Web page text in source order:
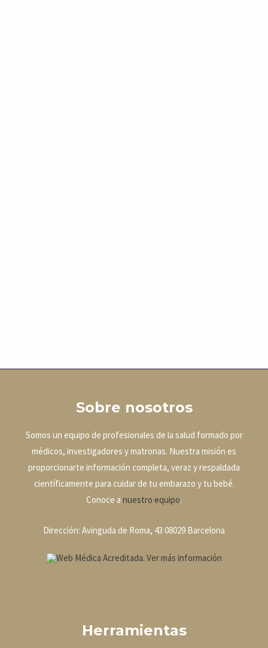
Sobre nosotros
Somos un equipo de profesionales de la salud formado por
médicos, investigadores y matronas. Nuestra misión es
proporcionarte información completa, veraz y respaldada
científicamente para cuidar de tu embarazo y tu bebé.
Conoce a nuestro equipo.
Dirección: Avinguda de Roma, 43 08029 Barcelona
Herramientas